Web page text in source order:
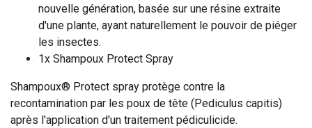
nouvelle génération, basée sur une résine extraite
d'une plante, ayant naturellement le pouvoir de piéger
les insectes.
1x Shampoux Protect Spray
Shampoux® Protect spray protège contre la
recontamination par les poux de tête (Pediculus capitis)
après l'application d'un traitement pédiculicide.